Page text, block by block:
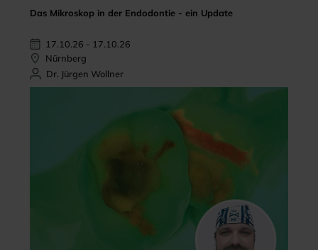
Das Mikroskop in der Endodontie - ein Update
17.10.26 - 17.10.26
Nürnberg
Dr. Jürgen Wollner